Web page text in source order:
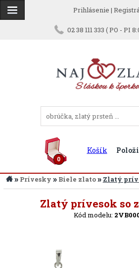
Prihlásenie |
02 38 111 333 ( PO - PI
0
Košík
» Prívesky » Biele zlato» Zlatý
Zlatý prívesok so
Kód modelu: